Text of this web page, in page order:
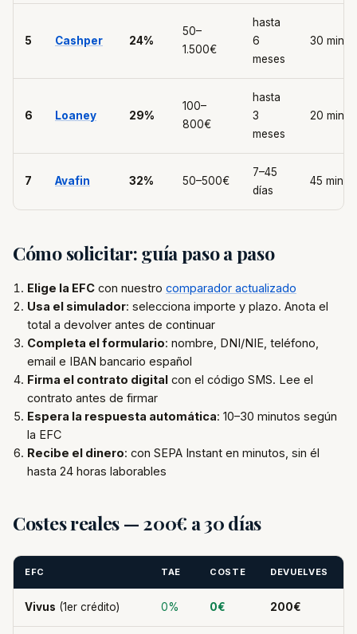
5 Cashper 24%
50–
1.500€
hasta
6
meses
30 min
6 Loaney 29%
100–
800€
hasta
3
meses
20 min
7 Avafin 32% 50–500€
7–45
días
45 min
Cómo solicitar: guía paso a paso
Elige la EFC con nuestro comparador actualizado
Usa el simulador: selecciona importe y plazo. Anota el
total a devolver antes de continuar
Completa el formulario: nombre, DNI/NIE, teléfono,
email e IBAN bancario español
Firma el contrato digital con el código SMS. Lee el
contrato antes de firmar
Espera la respuesta automática: 10–30 minutos según
la EFC
Recibe el dinero: con SEPA Instant en minutos, sin él
hasta 24 horas laborables
Costes reales — 200€ a 30 días
EFC TAE COSTE DEVUELVES
Vivus (1er crédito) 0% 0€ 200€